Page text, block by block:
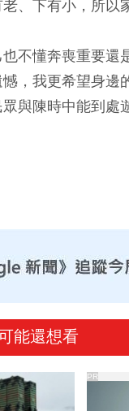
、下有小，所以
不懂奔喪重要還
，我更希望身邊
與陳時中能到處
能還想看
PR